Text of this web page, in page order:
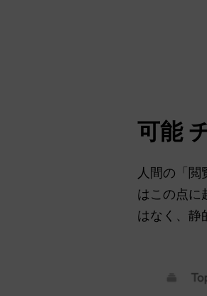
可能
人間の「
はこの点に
はなく、静